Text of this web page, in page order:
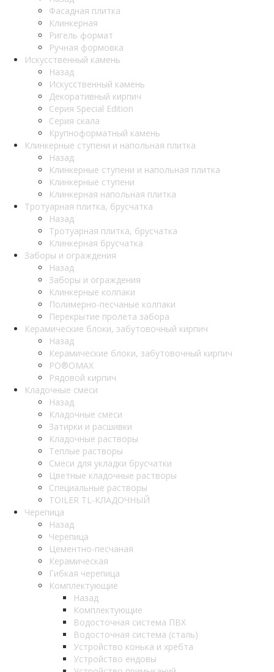
Фасадная плитка
Клинкерная
Ригель формат
Ручная формовка
Искусственный камень
Назад
Искусственный камень
Декоративный кирпич
Серия Special Edition
Серия скала
Крупноформатный камень
Клинкерные ступени и напольная плитка
Назад
Клинкерные ступени и напольная плитка
Клинкерные ступени
Клинкерная напольная плитка
Тротуарная плитка, брусчатка
Назад
Тротуарная плитка, брусчатка
Клинкерная брусчатка
Заборы и ограждения
Назад
Заборы и ограждения
Клинкерные колпаки
Полимерно-песчаные колпаки
Перекрытие пролета забора
Керамические блоки, забутовочный кирпич
Назад
Керамические блоки, забутовочный кирпич
PO®OMAX
Рядовой кирпич
Кладочные смеси
Назад
Кладочные смеси
Затирки и расшивки
Кладочные растворы
Теплые растворы
Смеси для укладки брусчатки
Цветные кладочные растворы
Специальные растворы
TOILER TL-КЛАДОЧНЫЙ
Черепица
Назад
Черепица
Цементно-песчаная
Керамическая
Гибкая черепица
Комплектующие
Назад
Комплектующие
Водосточная система ПВХ
Водосточная система (сталь)
Устройство конька и хребта
Устройство ендовы